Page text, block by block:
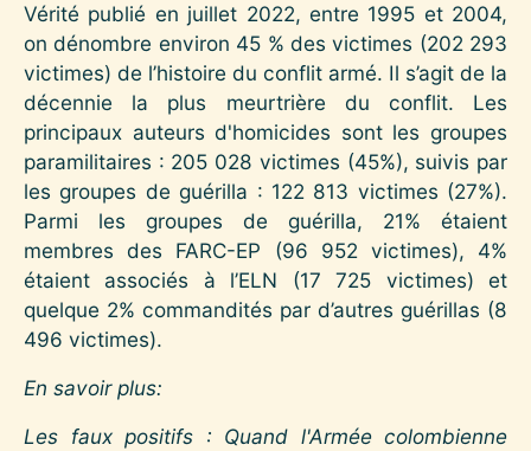
Vérité publié en juillet 2022, entre 1995 et 2004,
on dénombre environ 45 % des victimes (202 293
victimes) de l’histoire du conflit armé. Il s’agit de la
décennie la plus meurtrière du conflit. Les
principaux auteurs d'homicides sont les groupes
paramilitaires : 205 028 victimes (45%), suivis par
les groupes de guérilla : 122 813 victimes (27%).
Parmi les groupes de guérilla, 21% étaient
membres des FARC-EP (96 952 victimes), 4%
étaient associés à l’ELN (17 725 victimes) et
quelque 2% commandités par d’autres guérillas (8
496 victimes).
En savoir plus:
Les faux positifs : Quand l'Armée colombienne